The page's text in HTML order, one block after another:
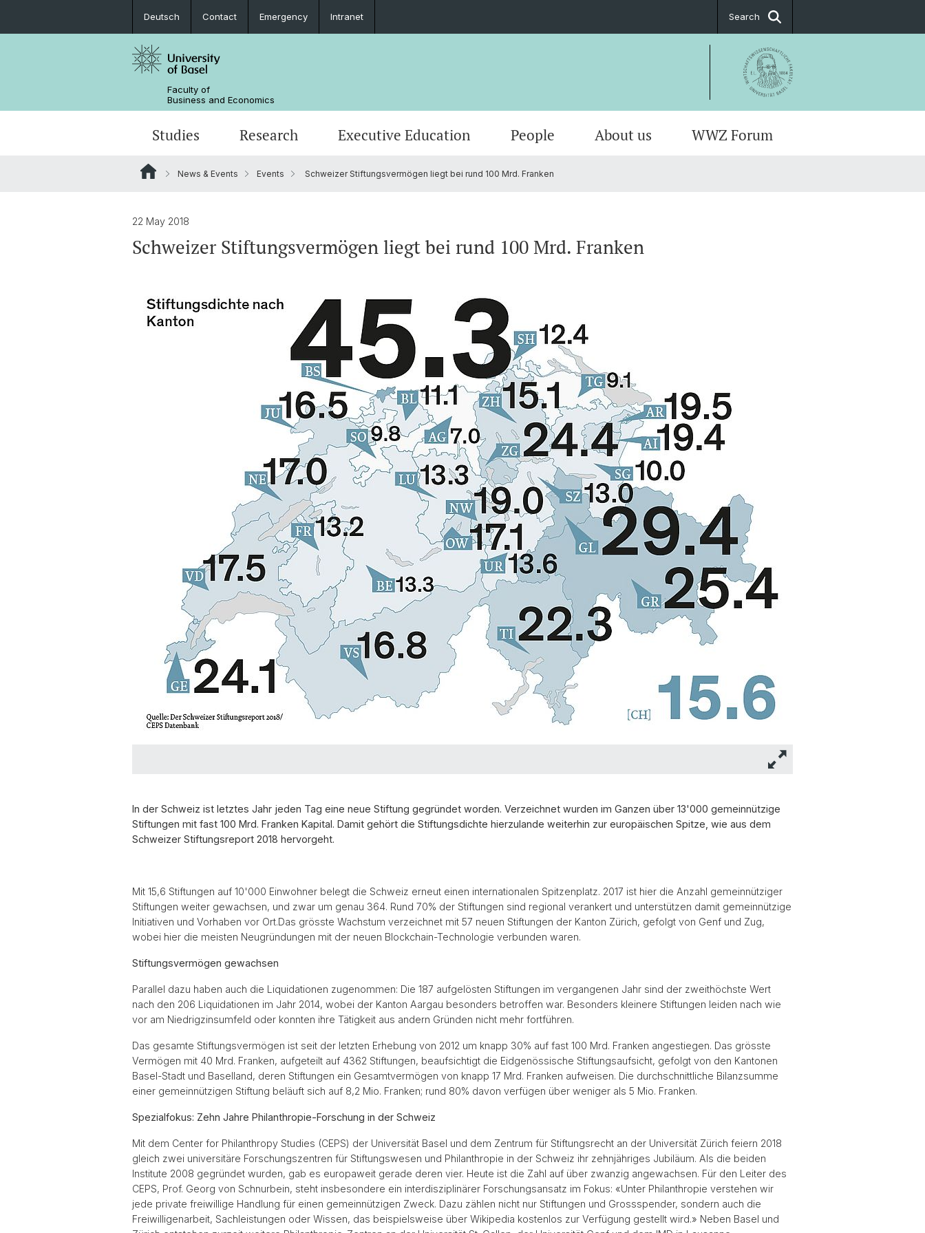
Deutsch Contact Emergency Intranet Search
Faculty of
Business and Economics
Studies Research Executive Education People About us WWZ Forum
News & Events Events Schweizer Stiftungsvermögen liegt bei rund 100 Mrd. Franken
22 May 2018
Schweizer Stiftungsvermögen liegt bei rund 100 Mrd. Franken
In der Schweiz ist letztes Jahr jeden Tag eine neue Stiftung gegründet worden. Verzeichnet wurden im Ganzen über 13'000 gemeinnützige
Stiftungen mit fast 100 Mrd. Franken Kapital. Damit gehört die Stiftungsdichte hierzulande weiterhin zur europäischen Spitze, wie aus dem
Schweizer Stiftungsreport 2018 hervorgeht.
Mit 15,6 Stiftungen auf 10'000 Einwohner belegt die Schweiz erneut einen internationalen Spitzenplatz. 2017 ist hier die Anzahl gemeinnütziger
Stiftungen weiter gewachsen, und zwar um genau 364. Rund 70% der Stiftungen sind regional verankert und unterstützen damit gemeinnützige
Initiativen und Vorhaben vor Ort.Das grösste Wachstum verzeichnet mit 57 neuen Stiftungen der Kanton Zürich, gefolgt von Genf und Zug,
wobei hier die meisten Neugründungen mit der neuen Blockchain-Technologie verbunden waren.
Stiftungsvermögen gewachsen
Parallel dazu haben auch die Liquidationen zugenommen: Die 187 aufgelösten Stiftungen im vergangenen Jahr sind der zweithöchste Wert
nach den 206 Liquidationen im Jahr 2014, wobei der Kanton Aargau besonders betroffen war. Besonders kleinere Stiftungen leiden nach wie
vor am Niedrigzinsumfeld oder konnten ihre Tätigkeit aus andern Gründen nicht mehr fortführen.
Das gesamte Stiftungsvermögen ist seit der letzten Erhebung von 2012 um knapp 30% auf fast 100 Mrd. Franken angestiegen. Das grösste
Vermögen mit 40 Mrd. Franken, aufgeteilt auf 4362 Stiftungen, beaufsichtigt die Eidgenössische Stiftungsaufsicht, gefolgt von den Kantonen
Basel-Stadt und Baselland, deren Stiftungen ein Gesamtvermögen von knapp 17 Mrd. Franken aufweisen. Die durchschnittliche Bilanzsumme
einer gemeinnützigen Stiftung beläuft sich auf 8,2 Mio. Franken; rund 80% davon verfügen über weniger als 5 Mio. Franken.
Spezialfokus: Zehn Jahre Philanthropie-Forschung in der Schweiz
Mit dem Center for Philanthropy Studies (CEPS) der Universität Basel und dem Zentrum für Stiftungsrecht an der Universität Zürich feiern 2018
gleich zwei universitäre Forschungszentren für Stiftungswesen und Philanthropie in der Schweiz ihr zehnjähriges Jubiläum. Als die beiden
Institute 2008 gegründet wurden, gab es europaweit gerade deren vier. Heute ist die Zahl auf über zwanzig angewachsen. Für den Leiter des
CEPS, Prof. Georg von Schnurbein, steht insbesondere ein interdisziplinärer Forschungsansatz im Fokus: «Unter Philanthropie verstehen wir
jede private freiwillige Handlung für einen gemeinnützigen Zweck. Dazu zählen nicht nur Stiftungen und Grossspender, sondern auch die
Freiwilligenarbeit, Sachleistungen oder Wissen, das beispielsweise über Wikipedia kostenlos zur Verfügung gestellt wird.» Neben Basel und